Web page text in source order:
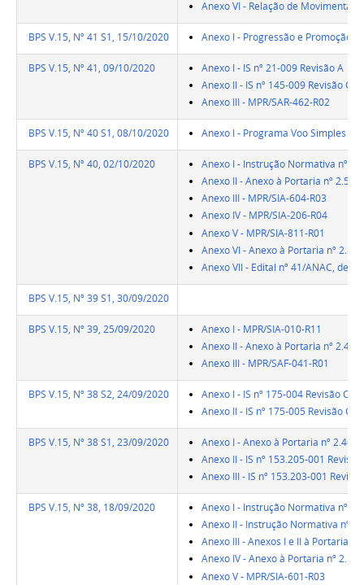
Anexo VI - Relação de
BPS V.15, Nº 41 S1, 15/10/2020 Anexo I - Progressão e Promoção
BPS V.15, Nº 41, 09/10/2020
Anexo I - IS nº 21-009 Revisão A
Anexo II - IS nº 145-009 Revisão C
Anexo III - MPR/SAR-462-R02
BPS V.15, Nº 40 S1, 08/10/2020 Anexo I - Programa Voo Simples
BPS V.15, Nº 40, 02/10/2020
Anexo I - Instrução Normativa nº
Anexo II - Anexo à Portaria nº
Anexo III - MPR/SIA-604-R03
Anexo IV - MPR/SIA-206-R04
Anexo V - MPR/SIA-811-R01
Anexo VI - Anexo à Portaria nº
Anexo VII - Edital nº 41/ANAC, de
BPS V.15, Nº 39 S1, 30/09/2020
BPS V.15, Nº 39, 25/09/2020
Anexo I - MPR/SIA-010-R11
Anexo II - Anexo à Portaria nº
Anexo III - MPR/SAF-041-R01
BPS V.15, Nº 38 S2, 24/09/2020
Anexo I - IS nº 175-004 Revisão C
Anexo II - IS nº 175-005 Revisão C
BPS V.15, Nº 38 S1, 23/09/2020
Anexo I - Anexo à Portaria nº
Anexo II - IS nº 153.205-001
Anexo III - IS nº 153.203-001
BPS V.15, Nº 38, 18/09/2020
Anexo I - Instrução Normativa nº
Anexo II - Instrução Normativa nº
Anexo III - Anexos I e II à Portaria
Anexo IV - Anexo à Portaria nº
Anexo V - MPR/SIA-601-R03